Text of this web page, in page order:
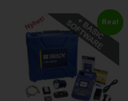
Rea!